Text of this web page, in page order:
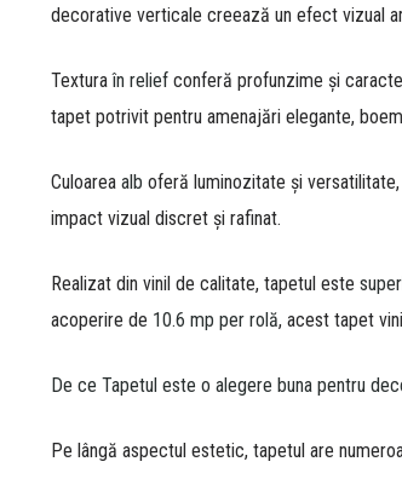
decorative verticale creează un efect vizual
Texturaîn relief conferă profunzime și
tapet potrivit pentru amenajări elegante,
Culoarea alb oferă luminozitate și
impact vizual discret și rafinat.
Realizat din vinil de calitate, tapetul este
acoperire de 10.6 mp per rolă, acest tapet
De ce Tapetul este o alegere buna pentru
Pe lângă aspectul estetic, tapetul are